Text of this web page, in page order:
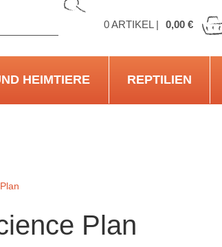
0ARTIKEL | 0,00 €
HEIMTIERE REPTILIEN
Plan